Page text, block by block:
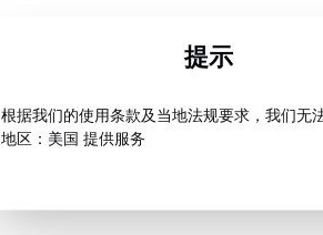
提示
根据我们的使用条款及当地法规要求，我们无
地区：美国 提供服务